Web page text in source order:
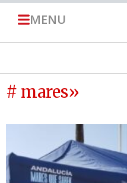
MENU
# mares»